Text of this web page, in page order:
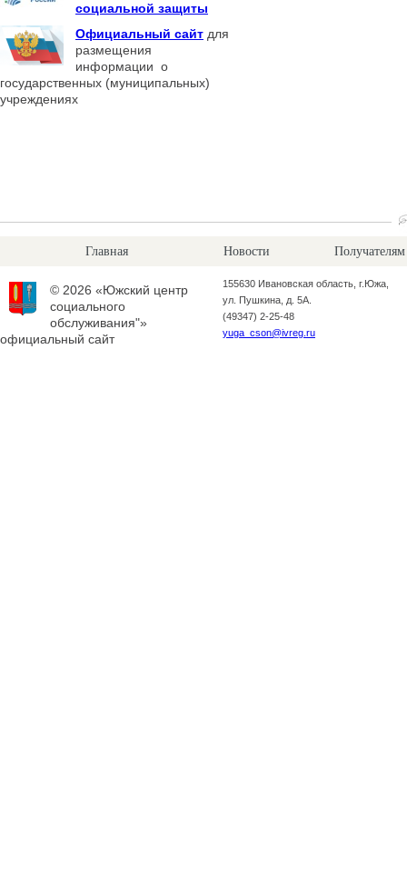
социальной защиты
Официальный сайт для
размещения
информации о
государственных (муниципальных)
учреждениях
Главная Новости Получателям
© 2026 «Южский центр
социального
обслуживания"»
официальный сайт
155630 Ивановская область, г.Южа,
ул. Пушкина, д. 5А.
(49347) 2-25-48
yuga_cson@ivreg.ru